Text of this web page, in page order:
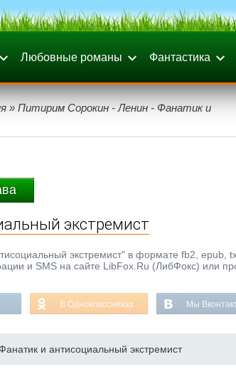
Любовные романы Фантастика
» Питирим Сорокин - Ленин - Фанатик и
экстремист
экстремист" в формате fb2, epub,
и SMS на сайте LibFox.Ru (ЛибФокс) или
В Одноклассниках Мы
и антисоциальный экстремист